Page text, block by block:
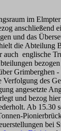
im
anschließend
und das
die Abteilung
auch englische
Grimberghen
des
angesetzte
und bezog
Ab 15.30
bei